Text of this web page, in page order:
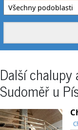
Další
Sudoměř u